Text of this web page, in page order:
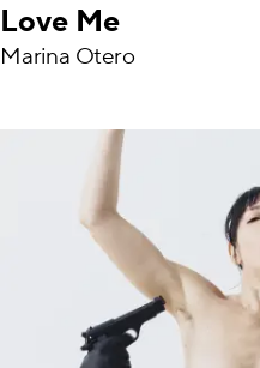
Love Me
Marina Otero